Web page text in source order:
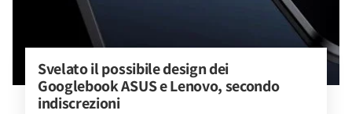
Svelato il possibile design dei
Googlebook ASUS e Lenovo, secondo
indiscrezioni